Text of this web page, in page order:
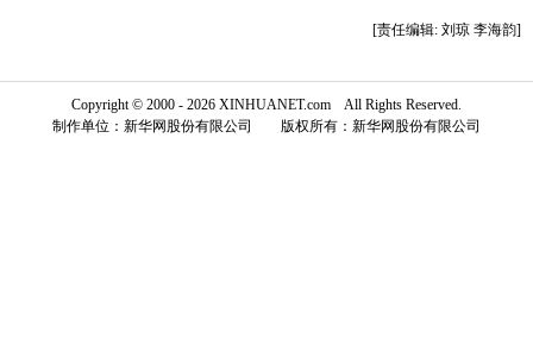
[责任编辑: 刘琼 李海韵]
Copyright © 2000 - 2026 XINHUANET.com All Rights Reserved.
制作单位：新华网股份有限公司 版权所有：新华网股份有限公司